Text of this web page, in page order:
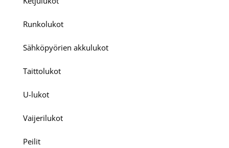
Runkolukot
Sähköpyörien akkulukot
Taittolukot
U-lukot
Vaijerilukot
Peilit